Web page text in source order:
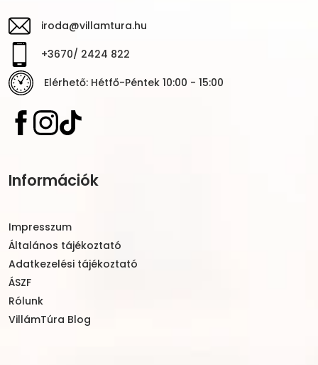
iroda@villamtura.hu
+3670/ 2424 822
Elérhető: Hétfő-Péntek 10:00 - 15:00
Információk
Impresszum
Általános tájékoztató
Adatkezelési tájékoztató
ÁSZF
Rólunk
VillámTúra Blog